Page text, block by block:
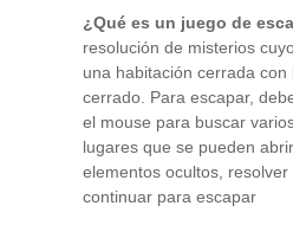
¿Qué es un juego de
resolución de misterios
una habitación cerrada
cerrado. Para escapar,
el mouse para buscar
lugares que se pueden
elementos ocultos,
continuar para escapar